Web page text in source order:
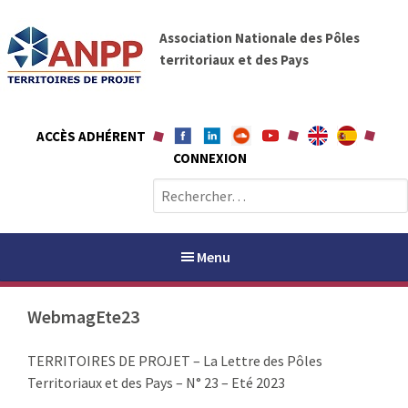
t
A
N
P
P
Association Nationale des Pôles
territoriaux et des Pays
ACCÈS ADHÉRENT
CONNEXION
e
c
e
r
Menu
ANPP
WebmagEte23
TERRITOIRES DE PROJET – La Lettre des Pôles
Territoriaux et des Pays – N° 23 – Eté 2023